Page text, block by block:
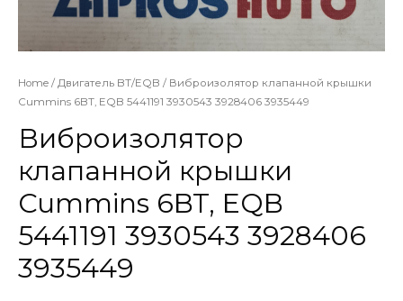
Home / Двигатель BT/EQB / Виброизолятор клапанной крышки
Cummins 6BT, EQB 5441191 3930543 3928406 3935449
Виброизолятор
клапанной крышки
Cummins 6BT, EQB
5441191 3930543 3928406
3935449